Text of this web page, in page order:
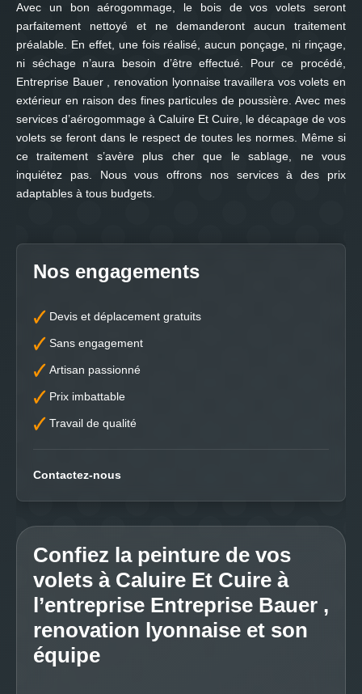
Avec un bon aérogommage, le bois de vos volets seront
parfaitement nettoyé et ne demanderont aucun traitement
préalable. En effet, une fois réalisé, aucun ponçage, ni rinçage,
ni séchage n’aura besoin d’être effectué. Pour ce procédé,
Entreprise Bauer , renovation lyonnaise travaillera vos volets en
extérieur en raison des fines particules de poussière. Avec mes
services d’aérogommage à Caluire Et Cuire, le décapage de vos
volets se feront dans le respect de toutes les normes. Même si
ce traitement s’avère plus cher que le sablage, ne vous
inquiétez pas. Nous vous offrons nos services à des prix
adaptables à tous budgets.
Nos engagements
Devis et déplacement gratuits
Sans engagement
Artisan passionné
Prix imbattable
Travail de qualité
Contactez-nous
Confiez la peinture de vos
volets à Caluire Et Cuire à
l’entreprise Entreprise Bauer ,
renovation lyonnaise et son
équipe